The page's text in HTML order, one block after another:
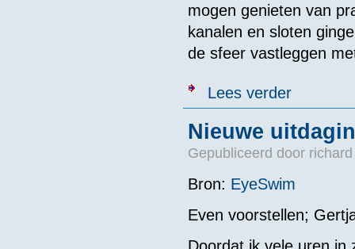
mogen genieten van
kanalen en sloten
de sfeer vastleggen
Lees verderover Jos
Nieuwe
Gepubliceerd door
Bron: EyeSwim
Even voorstellen;